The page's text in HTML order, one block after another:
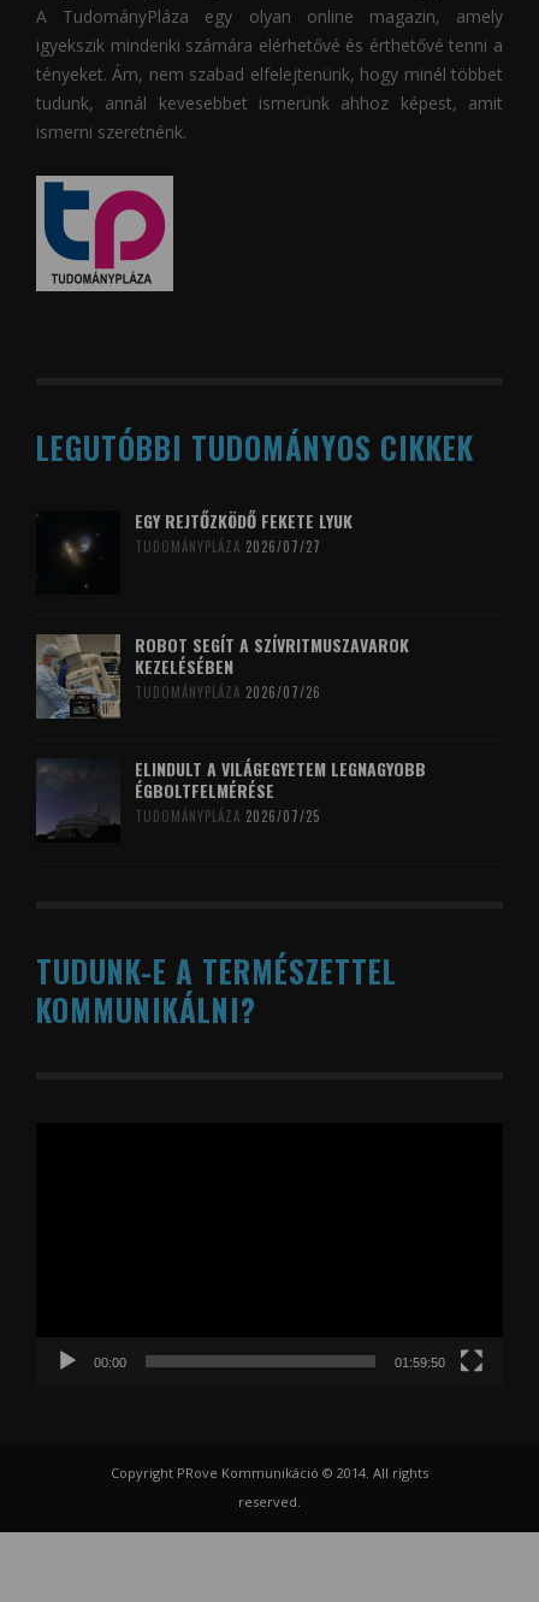
A TudományPláza egy olyan online magazin, amely
igyekszik mindenki számára elérhetővé és érthetővé tenni a
tényeket. Ám, nem szabad elfelejtenünk, hogy minél többet
tudunk, annál kevesebbet ismerünk ahhoz képest, amit
ismerni szeretnénk.
LEGUTÓBBI TUDOMÁNYOS CIKKEK
EGY REJTŐZKÖDŐ FEKETE LYUK
TUDOMÁNYPLÁZA 2026/07/27
ROBOT SEGÍT A SZÍVRITMUSZAVAROK
KEZELÉSÉBEN
TUDOMÁNYPLÁZA 2026/07/26
ELINDULT A VILÁGEGYETEM LEGNAGYOBB
ÉGBOLTFELMÉRÉSE
TUDOMÁNYPLÁZA 2026/07/25
TUDUNK-E A TERMÉSZETTEL
KOMMUNIKÁLNI?
00:00 01:59:50
Copyright PRove Kommunikáció © 2014. All rights
reserved.